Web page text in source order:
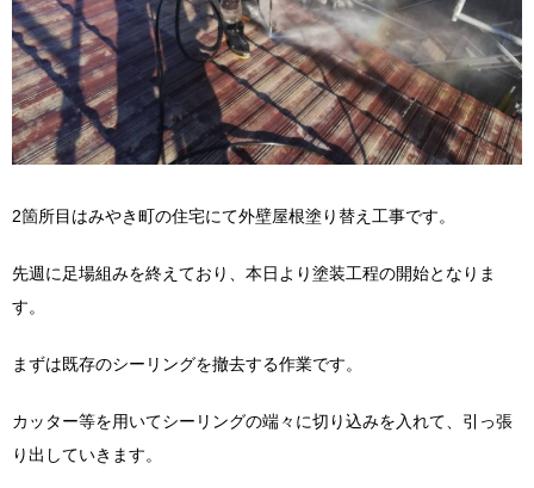
2箇所目はみやき町の住宅にて外壁屋根塗り替え工事です。
先週に足場組みを終えており、本日より塗装工程の開始となりま
す。
まずは既存のシーリングを撤去する作業です。
カッター等を用いてシーリングの端々に切り込みを入れて、引っ張
り出していきます。